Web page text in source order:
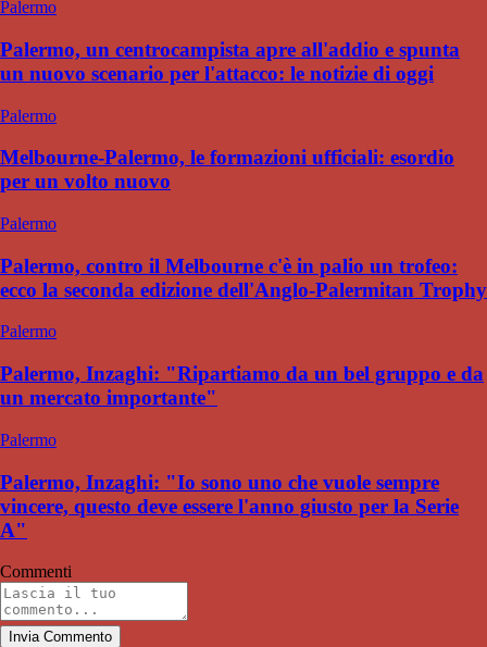
Palermo
Palermo, un centrocampista apre all'addio e spunta
un nuovo scenario per l'attacco: le notizie di oggi
Palermo
Melbourne-Palermo, le formazioni ufficiali: esordio
per un volto nuovo
Palermo
Palermo, contro il Melbourne c'è in palio un trofeo:
ecco la seconda edizione dell'Anglo-Palermitan Trophy
Palermo
Palermo, Inzaghi: "Ripartiamo da un bel gruppo e da
un mercato importante"
Palermo
Palermo, Inzaghi: "Io sono uno che vuole sempre
vincere, questo deve essere l'anno giusto per la Serie
A"
Commenti
Invia Commento